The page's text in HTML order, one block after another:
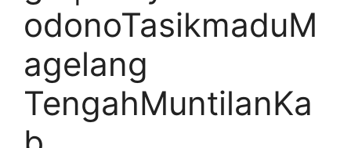
odonoTasikmaduM
agelang
TengahMuntilanKa